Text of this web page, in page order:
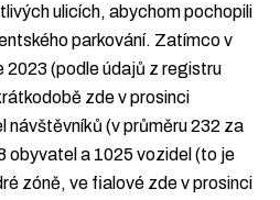
ulicích, abychom pochopili
parkování. Zatímco v
2023 (podle údajů z registru
zde v prosinci
návštěvníků (v průměru 232 za
obyvatel a 1025 vozidel (to je
zóně, ve fialové zde v prosinci